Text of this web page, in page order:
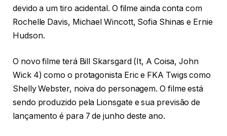
devido a um tiro acidental. O filme ainda conta com
Rochelle Davis, Michael Wincott, Sofia Shinas e Ernie
Hudson.
O novo filme terá Bill Skarsgard (It, A Coisa, John
Wick 4) como o protagonista Eric e FKA Twigs como
Shelly Webster, noiva do personagem. O filme está
sendo produzido pela Lionsgate e sua previsão de
lançamento é para 7 de junho deste ano.